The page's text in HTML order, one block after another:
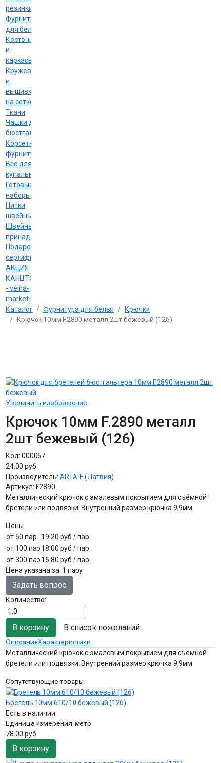
резинки
Фурнитура
для белья
Косточки
и
каркасы
Кружево
и
вышивка
на сетке
Ткани
Чашки для
бюстгальтеров
Корсетная
фурнитура
Всё для
купальников
Готовые
наборы
Нитки
швейные
Швейные
принадлежности
Подарочные
сертификаты
АКЦИЯ
КАНЦТОВАРЫ
- veina-
market.ru
Каталог
Фурнитура для белья
Крючки
Крючок 10мм F.2890 металл 2шт бежевый (126)
Увеличить изображение
Крючок 10мм F.2890 металл
2шт бежевый (126)
Код: 000057
24.00 руб
Производитель: ARTA-F (Латвия)
Артикул: F.2890
Металлический крючок с эмалевым покрытием для съёмной
бретели или подвязки. Внутренний размер крючка 9,9мм.
Цены
от 50 пар
19.20 руб / пар
от 100 пар 18.00 руб / пар
от 300 пар 16.80 руб / пар
Цена указана за: 1 пару
Задать вопрос
Количество:
В список пожеланий
ОписаниеХарактеристики
Металлический крючок с эмалевым покрытием для съёмной
бретели или подвязки. Внутренний размер крючка 9,9мм.
Сопутствующие товары
Бретель 10мм 610/10 бежевый (126)
Есть в наличии
Единица измерения: метр
78.00 руб
В корзину